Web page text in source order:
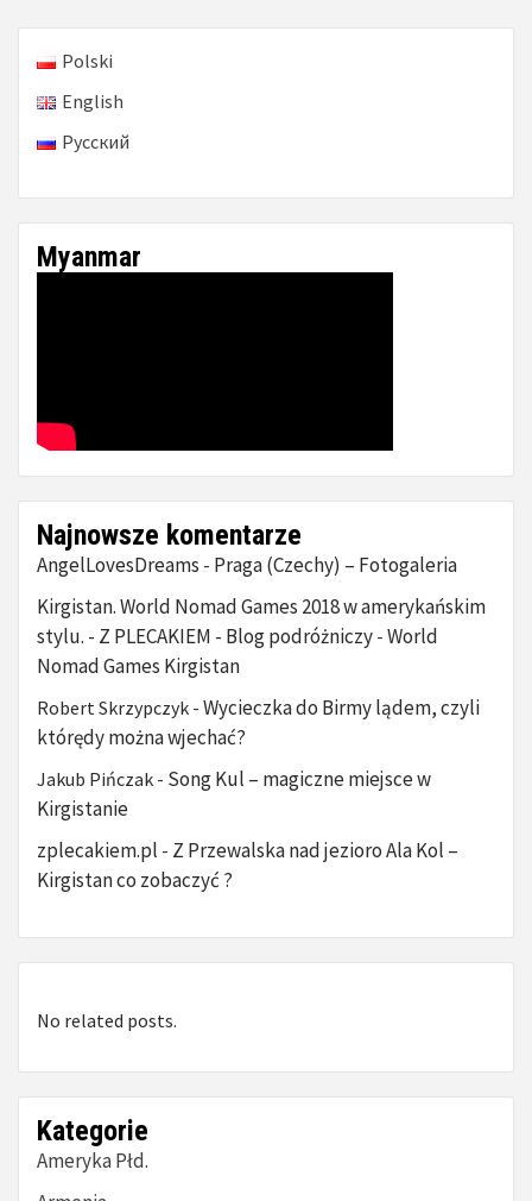
Polski
English
Русский
Myanmar
Najnowsze komentarze
AngelLovesDreams - Praga (Czechy) – Fotogaleria
Kirgistan. World Nomad Games 2018 w amerykańskim
stylu. - Z PLECAKIEM - Blog podróżniczy - World
Nomad Games Kirgistan
Robert Skrzypczyk - Wycieczka do Birmy lądem, czyli
którędy można wjechać?
Jakub Pińczak - Song Kul – magiczne miejsce w
Kirgistanie
zplecakiem.pl - Z Przewalska nad jezioro Ala Kol –
Kirgistan co zobaczyć ?
No related posts.
Kategorie
Ameryka Płd.